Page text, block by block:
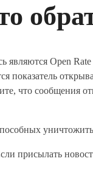
являются Open
показатель
что сообщения
присылать